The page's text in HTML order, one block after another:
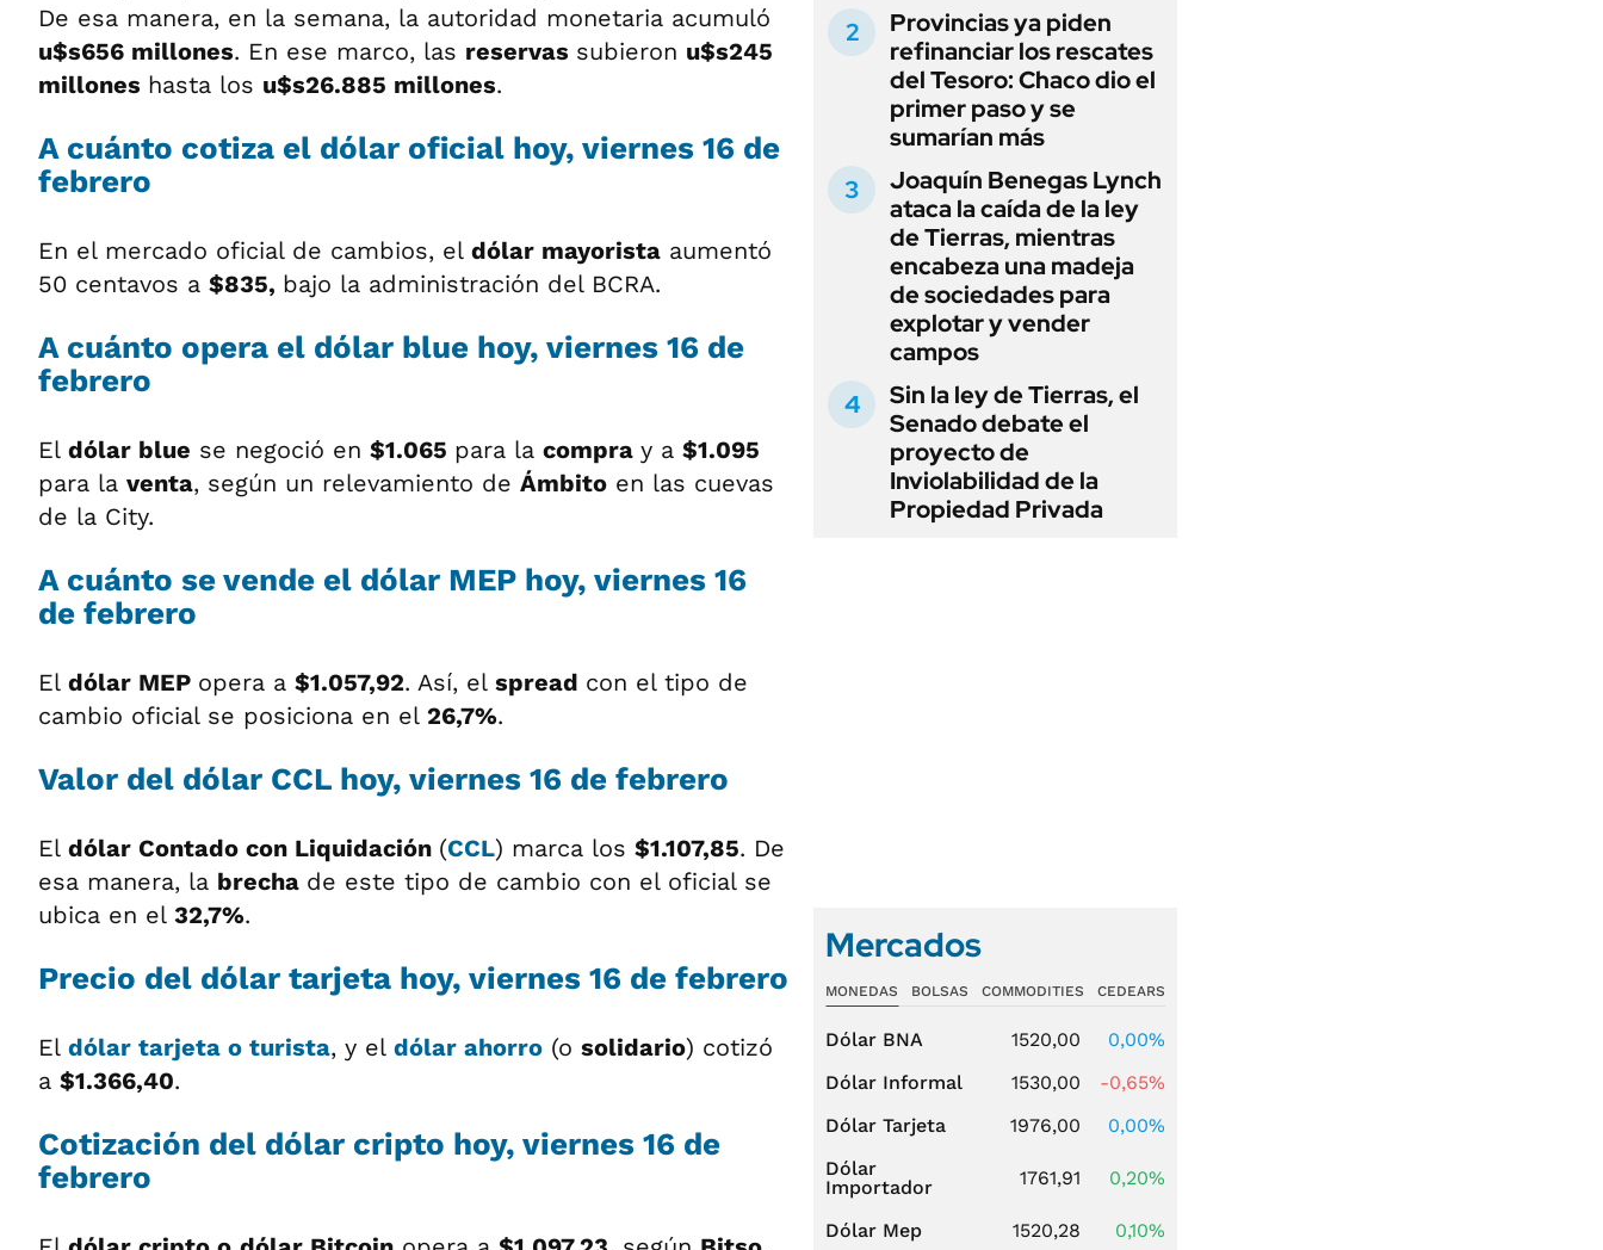
De esa manera, en la semana, la autoridad monetaria acumuló
u$s656 millones. En ese marco, las reservas subieron u$s245
millones hasta los u$s26.885 millones.
A cuánto cotiza el dólar oficial hoy, viernes 16 de
febrero
En el mercado oficial de cambios, el dólar mayorista aumentó
50 centavos a $835, bajo la administración del BCRA.
A cuánto opera el dólar blue hoy, viernes 16 de
febrero
El dólar blue se negoció en $1.065 para la compra y a $1.095
para la venta, según un relevamiento de Ámbito en las cuevas
de la City.
A cuánto se vende el dólar MEP hoy, viernes 16
de febrero
El dólar MEP opera a $1.057,92. Así, el spread con el tipo de
cambio oficial se posiciona en el 26,7%.
Valor del dólar CCL hoy, viernes 16 de febrero
El dólar Contado con Liquidación (CCL) marca los $1.107,85. De
esa manera, la brecha de este tipo de cambio con el oficial se
ubica en el 32,7%.
Precio del dólar tarjeta hoy, viernes 16 de febrero
El dólar tarjeta o turista, y el dólar ahorro (o solidario) cotizó
a $1.366,40.
Cotización del dólar cripto hoy, viernes 16 de
febrero
Provincias ya piden
refinanciar los rescates
del Tesoro: Chaco dio el
primer paso y se
sumarían más
Joaquín Benegas Lynch
ataca la caída de la ley
de Tierras, mientras
encabeza una madeja
de sociedades para
explotar y vender
campos
Sin la ley de Tierras, el
Senado debate el
proyecto de
Inviolabilidad de la
Propiedad Privada
Mercados
MONEDAS BOLSAS COMMODITIES CEDEARS
Dólar BNA 1520,00
0,00%
Dólar Informal
1530,00
-0,65%
Dólar Tarjeta
1976,00
0,00%
Dólar
Importador
1761,91 0,20%
Dólar Mep 1520,28
0,10%